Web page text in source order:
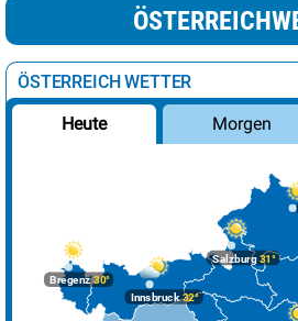
ÖSTERREICH WETTER
Heute Morgen
Bregenz30°
Innsbruck32°
Salzburg31°